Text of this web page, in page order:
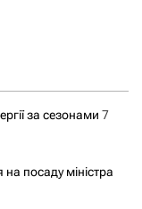
за сезонами 7
посаду міністра